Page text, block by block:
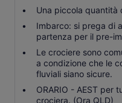
Una piccola quantità
Imbarco: si prega di
partenza per il pre-
Le crociere sono
a condizione che le
fluviali siano sicure.
ORARIO - AEST per
crociera. (Ora QLD)